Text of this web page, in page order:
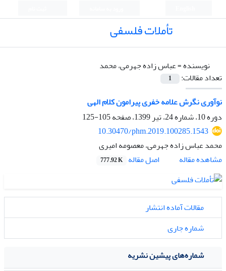
تأملات فلسفی
نویسنده =عباس زاده جهرمی، محمد
تعداد مقالات:
1
نوآوری نگرش علامه خفری پیرامون کلام الهی
دوره 10، شماره 24، تیر 1399، صفحه
105-125
10.30470/phm.2019.100285.1543
محمد عباس زاده جهرمی، معصومه امیری
مشاهده مقاله
اصل مقاله 777.92 K
مقالات آماده انتشار
شماره جاری
شماره‌های پیشین نشریه